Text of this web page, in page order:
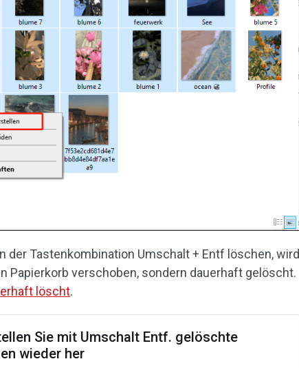
der Tastenkombination Umschalt + Entf löschen, wird
Papierkorb verschoben, sondern dauerhaft gelöscht.
löscht.
Sie mit Umschalt Entf. gelöschte
wieder her